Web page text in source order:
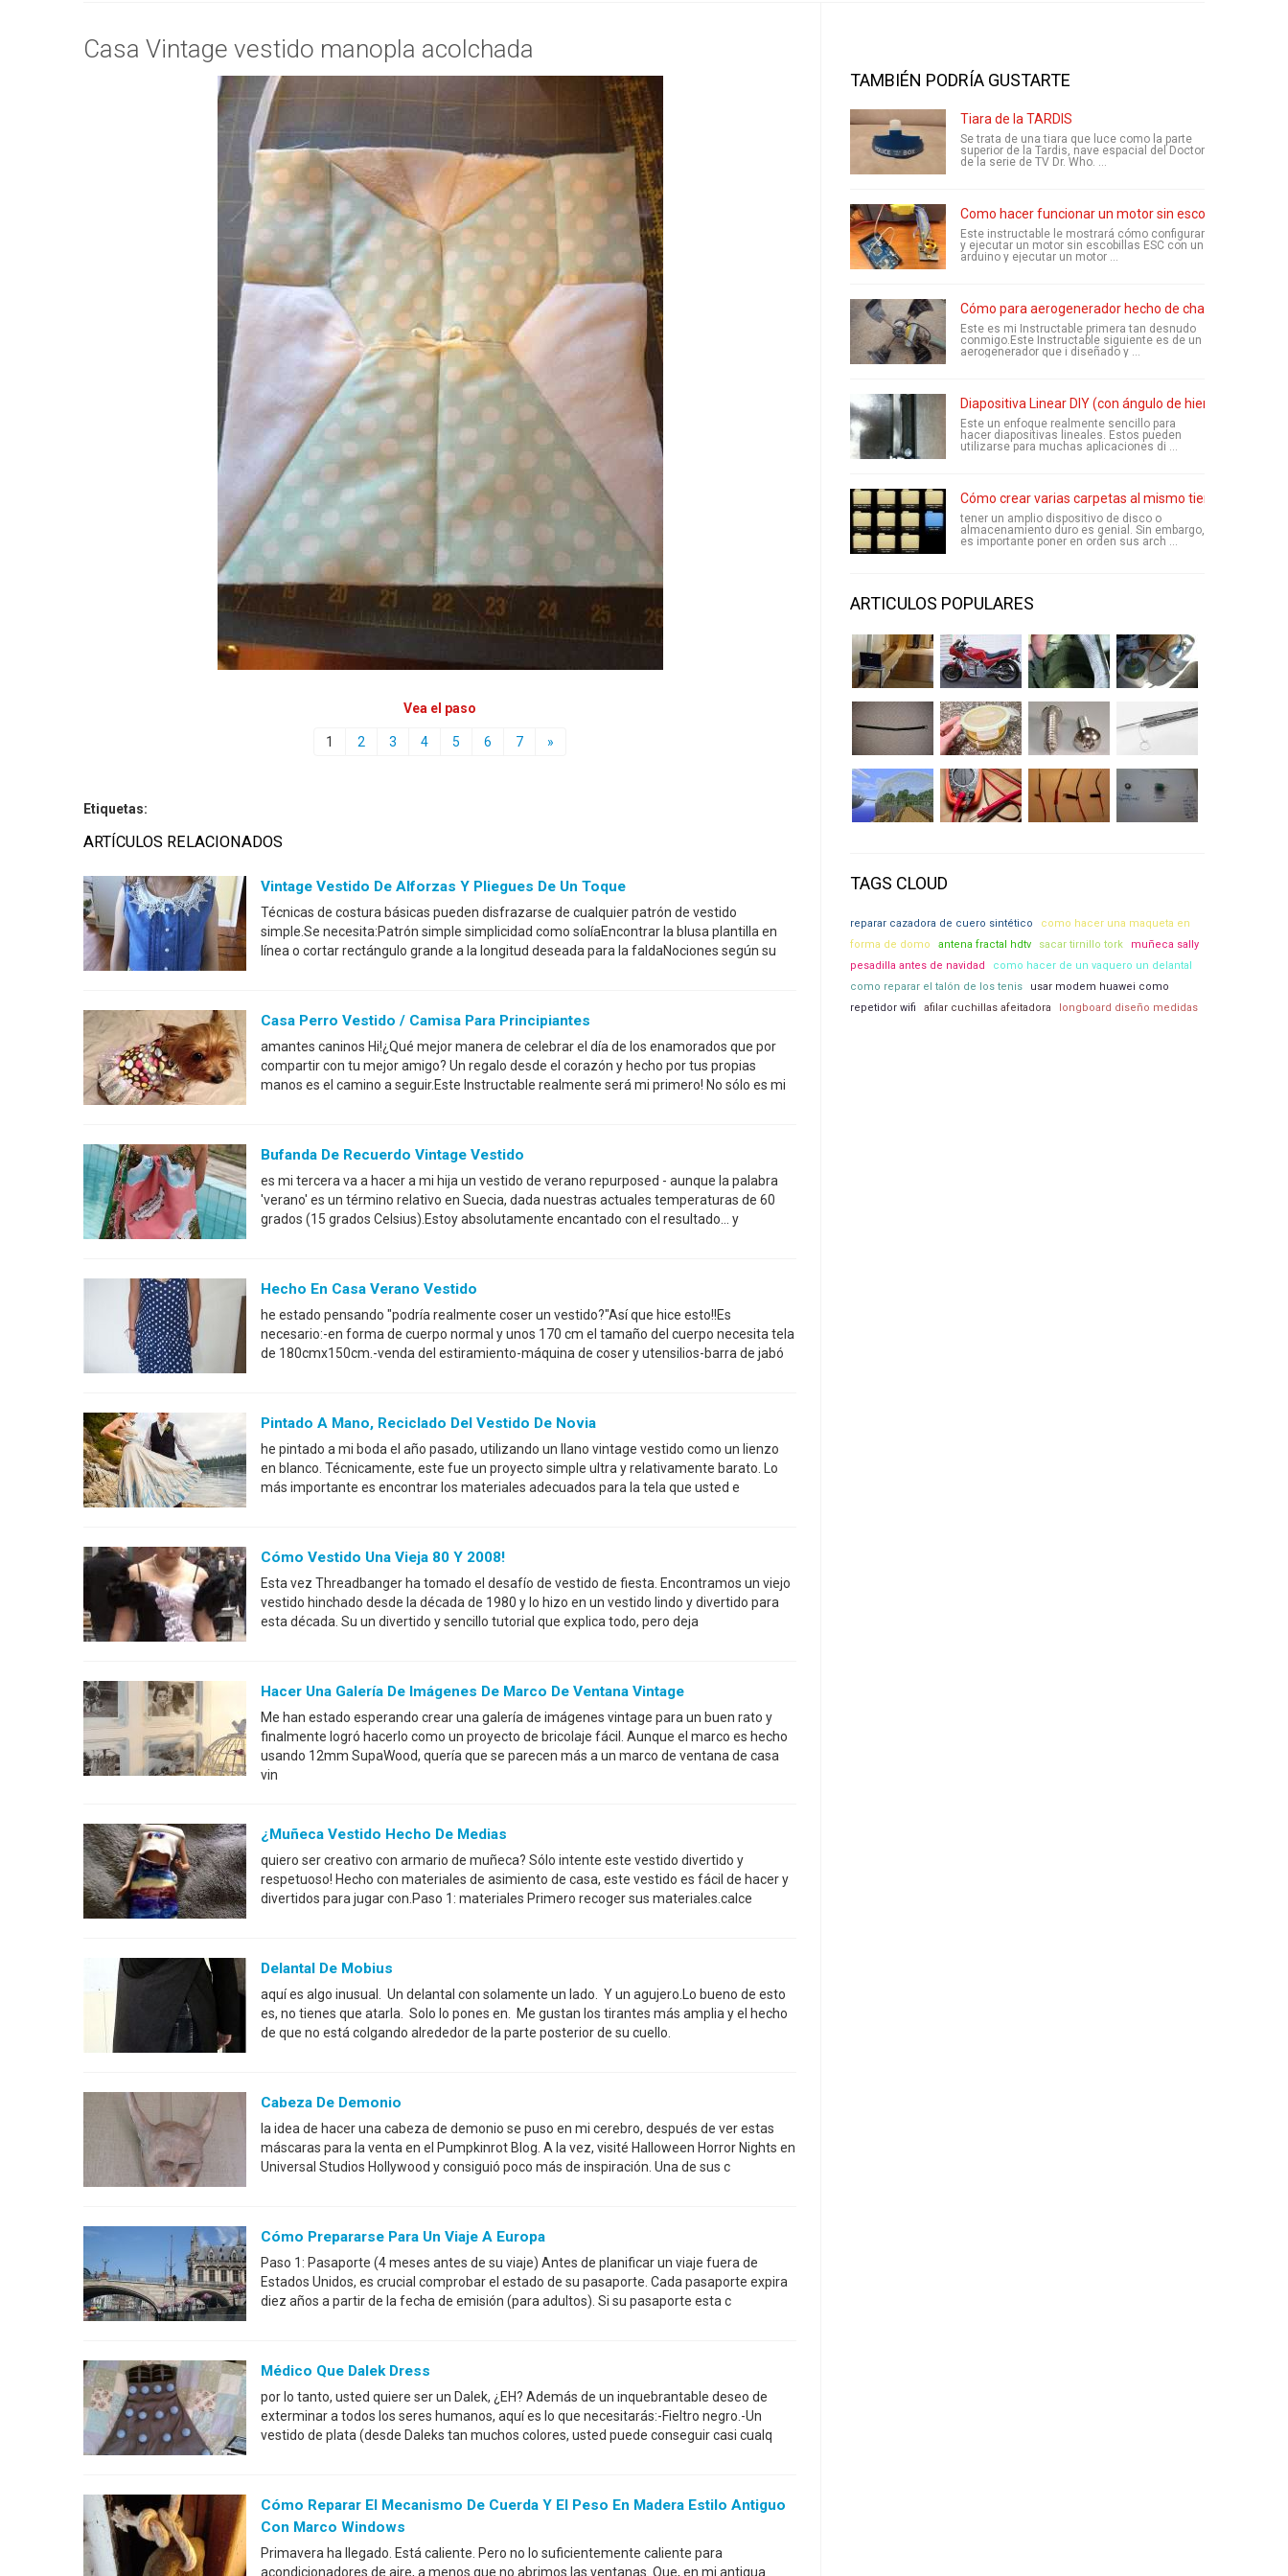
Casa Vintage vestido manopla acolchada
Vea el paso
1 2 3 4 5 6 7 »
Etiquetas:
ARTÍCULOS RELACIONADOS
Vintage Vestido De Alforzas Y Pliegues De Un Toque
Técnicas de costura básicas pueden disfrazarse de cualquier patrón de vestido
simple.Se necesita:Patrón simple simplicidad como solíaEncontrar la blusa plantilla en
línea o cortar rectángulo grande a la longitud deseada para la faldaNociones según su
Casa Perro Vestido / Camisa Para Principiantes
amantes caninos Hi!¿Qué mejor manera de celebrar el día de los enamorados que por
compartir con tu mejor amigo? Un regalo desde el corazón y hecho por tus propias
manos es el camino a seguir.Este Instructable realmente será mi primero! No sólo es mi
Bufanda De Recuerdo Vintage Vestido
es mi tercera va a hacer a mi hija un vestido de verano repurposed - aunque la palabra
'verano' es un término relativo en Suecia, dada nuestras actuales temperaturas de 60
grados (15 grados Celsius).Estoy absolutamente encantado con el resultado... y
Hecho En Casa Verano Vestido
he estado pensando "podría realmente coser un vestido?"Así que hice esto!!Es
necesario:-en forma de cuerpo normal y unos 170 cm el tamaño del cuerpo necesita tela
de 180cmx150cm.-venda del estiramiento-máquina de coser y utensilios-barra de jabó
Pintado A Mano, Reciclado Del Vestido De Novia
he pintado a mi boda el año pasado, utilizando un llano vintage vestido como un lienzo
en blanco. Técnicamente, este fue un proyecto simple ultra y relativamente barato. Lo
más importante es encontrar los materiales adecuados para la tela que usted e
Cómo Vestido Una Vieja 80 Y 2008!
Esta vez Threadbanger ha tomado el desafío de vestido de fiesta. Encontramos un viejo
vestido hinchado desde la década de 1980 y lo hizo en un vestido lindo y divertido para
esta década. Su un divertido y sencillo tutorial que explica todo, pero deja
Hacer Una Galería De Imágenes De Marco De Ventana Vintage
Me han estado esperando crear una galería de imágenes vintage para un buen rato y
finalmente logró hacerlo como un proyecto de bricolaje fácil. Aunque el marco es hecho
usando 12mm SupaWood, quería que se parecen más a un marco de ventana de casa
vin
¿Muñeca Vestido Hecho De Medias
quiero ser creativo con armario de muñeca? Sólo intente este vestido divertido y
respetuoso! Hecho con materiales de asimiento de casa, este vestido es fácil de hacer y
divertidos para jugar con.Paso 1: materiales Primero recoger sus materiales.calce
Delantal De Mobius
aquí es algo inusual. Un delantal con solamente un lado. Y un agujero.Lo bueno de esto
es, no tienes que atarla. Solo lo pones en. Me gustan los tirantes más amplia y el hecho
de que no está colgando alrededor de la parte posterior de su cuello.
Cabeza De Demonio
la idea de hacer una cabeza de demonio se puso en mi cerebro, después de ver estas
máscaras para la venta en el Pumpkinrot Blog. A la vez, visité Halloween Horror Nights en
Universal Studios Hollywood y consiguió poco más de inspiración. Una de sus c
Cómo Prepararse Para Un Viaje A Europa
Paso 1: Pasaporte (4 meses antes de su viaje) Antes de planificar un viaje fuera de
Estados Unidos, es crucial comprobar el estado de su pasaporte. Cada pasaporte expira
diez años a partir de la fecha de emisión (para adultos). Si su pasaporte esta c
Médico Que Dalek Dress
por lo tanto, usted quiere ser un Dalek, ¿EH? Además de un inquebrantable deseo de
exterminar a todos los seres humanos, aquí es lo que necesitarás:-Fieltro negro.-Un
vestido de plata (desde Daleks tan muchos colores, usted puede conseguir casi cualq
Cómo Reparar El Mecanismo De Cuerda Y El Peso En Madera Estilo Antiguo
Con Marco Windows
Primavera ha llegado. Está caliente. Pero no lo suficientemente caliente para
acondicionadores de aire, a menos que no abrimos las ventanas. Que, en mi antigua
TAMBIÉN PODRÍA GUSTARTE
Tiara de la TARDIS
Se trata de una tiara que luce como la parte
superior de la Tardis, nave espacial del Doctor
de la serie de TV Dr. Who. ...
Como hacer funcionar un motor sin escobillas ESC
Este instructable le mostrará cómo configurar
y ejecutar un motor sin escobillas ESC con un
arduino y ejecutar un motor ...
Cómo para aerogenerador hecho de chatarra...
Este es mi Instructable primera tan desnudo
conmigo.Este Instructable siguiente es de un
aerogenerador que i diseñado y ...
Diapositiva Linear DIY (con ángulo de hierro y
Este un enfoque realmente sencillo para
hacer diapositivas lineales. Estos pueden
utilizarse para muchas aplicaciones di ...
Cómo crear varias carpetas al mismo tiempo
tener un amplio dispositivo de disco o
almacenamiento duro es genial. Sin embargo,
es importante poner en orden sus arch ...
ARTICULOS POPULARES
TAGS CLOUD
reparar cazadora de cuero sintético
como hacer una maqueta en
forma de domo
antena fractal hdtv sacar tirnillo tork
muñeca sally
pesadilla antes de navidad
como hacer de un vaquero un delantal
como reparar el talón de los tenis
usar modem huawei como
repetidor wifi
afilar cuchillas afeitadora longboard diseño medidas